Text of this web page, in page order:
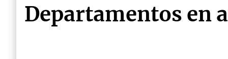
Departamentos en